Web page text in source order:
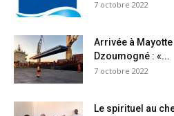
7 octobre 2022
Arrivée à
Dzoumogné : «...
7 octobre 2022
Le spirituel au